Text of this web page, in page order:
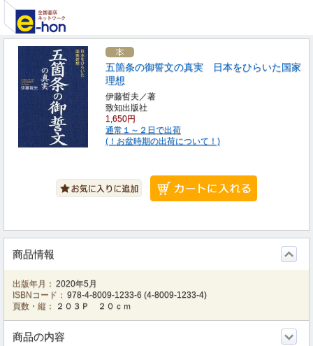
五箇条の御誓文の真実 日本をひらいた国家
理想
伊藤哲夫／著
致知出版社
1,650円
通常１～２日で出荷
(！お盆時期の出荷について！)
商品情報
出版年月： 2020年5月
ISBNコード： 978-4-8009-1233-6 (4-8009-1233-4)
頁数・縦：
２０３Ｐ ２０ｃｍ
商品の内容